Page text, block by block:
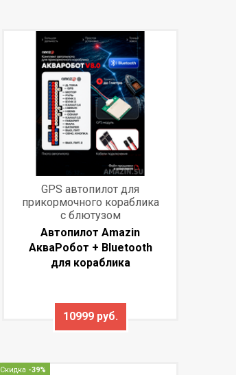
GPS автопилот для
прикормочного кораблика
с блютузом
Автопилот Amazin
АкваРобот + Bluetooth
для кораблика
10999 руб.
Скидка -39%